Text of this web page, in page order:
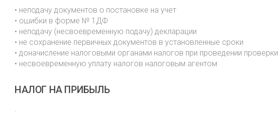
• неподачу документов о постановке на учет
• ошибки в форме № 1ДФ
• неподачу (несвоевременную подачу) декларации
• не сохранение первичных документов в установленные сроки
• доначисление налоговыми органами налогов при проведении проверки
• несвоевременную уплату налогов налоговым агентом
НАЛОГ НА ПРИБЫЛЬ
.